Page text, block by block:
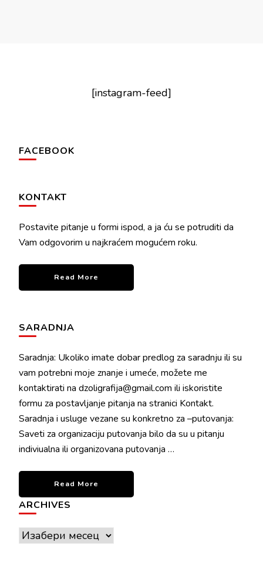
[instagram-feed]
FACEBOOK
KONTAKT
Postavite pitanje u formi ispod, a ja ću se potruditi da
Vam odgovorim u najkraćem mogućem roku.
Read More
SARADNJA
Saradnja: Ukoliko imate dobar predlog za saradnju ili su
vam potrebni moje znanje i umeće, možete me
kontaktirati na dzoligrafija@gmail.com ili iskoristite
formu za postavljanje pitanja na stranici Kontakt.
Saradnja i usluge vezane su konkretno za –putovanja:
Saveti za organizaciju putovanja bilo da su u pitanju
indiviualna ili organizovana putovanja …
Read More
ARCHIVES
Archives